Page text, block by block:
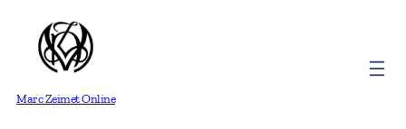
Marc Zeimet Online